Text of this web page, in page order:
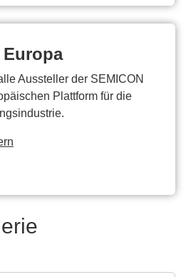
Europa
Aussteller der SEMICON
Plattform für die